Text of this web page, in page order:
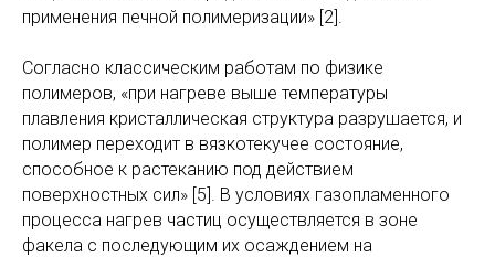
применения печной полимеризации» [2].
Согласно классическим работам по физике
полимеров, «при нагреве выше температуры
плавления кристаллическая структура разрушается, и
полимер переходит в вязкотекучее состояние,
способное к растеканию под действием
поверхностных сил» [5]. В условиях газопламенного
процесса нагрев частиц осуществляется в зоне
факела с последующим их осаждением на